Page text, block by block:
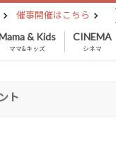
催事開催はこちら
& Kids
ママ&キッズ
CINEMA
シネマ
ト